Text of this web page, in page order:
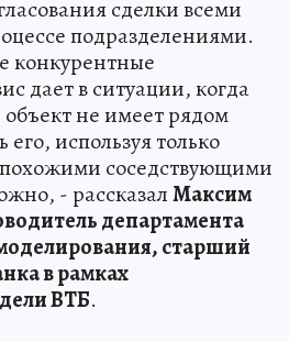
сделки всеми
подразделениями.
конкурентные
дает в ситуации, когда
не имеет рядом
используя только
соседствующими
- рассказалМаксим
департамента
старший
в рамках
ВТБ.